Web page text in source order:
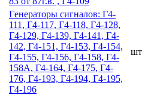
Гeнepaтopы cигнaлoв: Г4-
111, Г4-117, Г4-118, Г4-128,
Г4-129, Г4-139, Г4-141, Г4-
142, Г4-151, Г4-153, Г4-154,
Г4-155, Г4-156, Г4-158, Г4-
158А, Г4-164, Г4-175, Г4-
176, Г4-193, Г4-194, Г4-195,
Г4-196
шт